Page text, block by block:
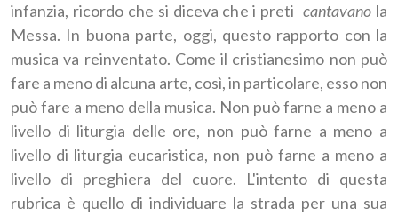
infanzia, ricordo che si diceva che i preticantavano la
Messa. In buona parte, oggi, questo rapporto con la
musica va reinventato. Come il cristianesimo non può
fare a meno di alcuna arte, così, in particolare, esso non
può fare a meno della musica. Non può farne a meno a
livello di liturgia delle ore, non può farne a meno a
livello di liturgia eucaristica, non può farne a meno a
livello di preghiera del cuore. L'intento di questa
rubrica è quello di individuare la strada per una sua